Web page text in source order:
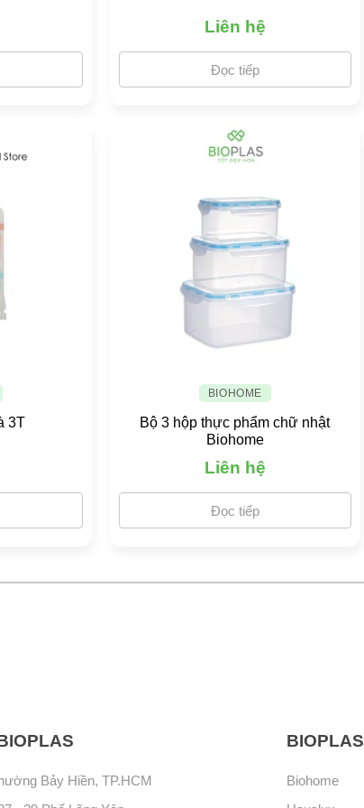
Liên hệ
Đọc tiếp
3T
BIOHOME
Bộ 3 hộp thực phẩm chữ nhật
Biohome
Liên hệ
Đọc tiếp
Bảy Hiền, TP.HCM
BIOPLAS
Biohome